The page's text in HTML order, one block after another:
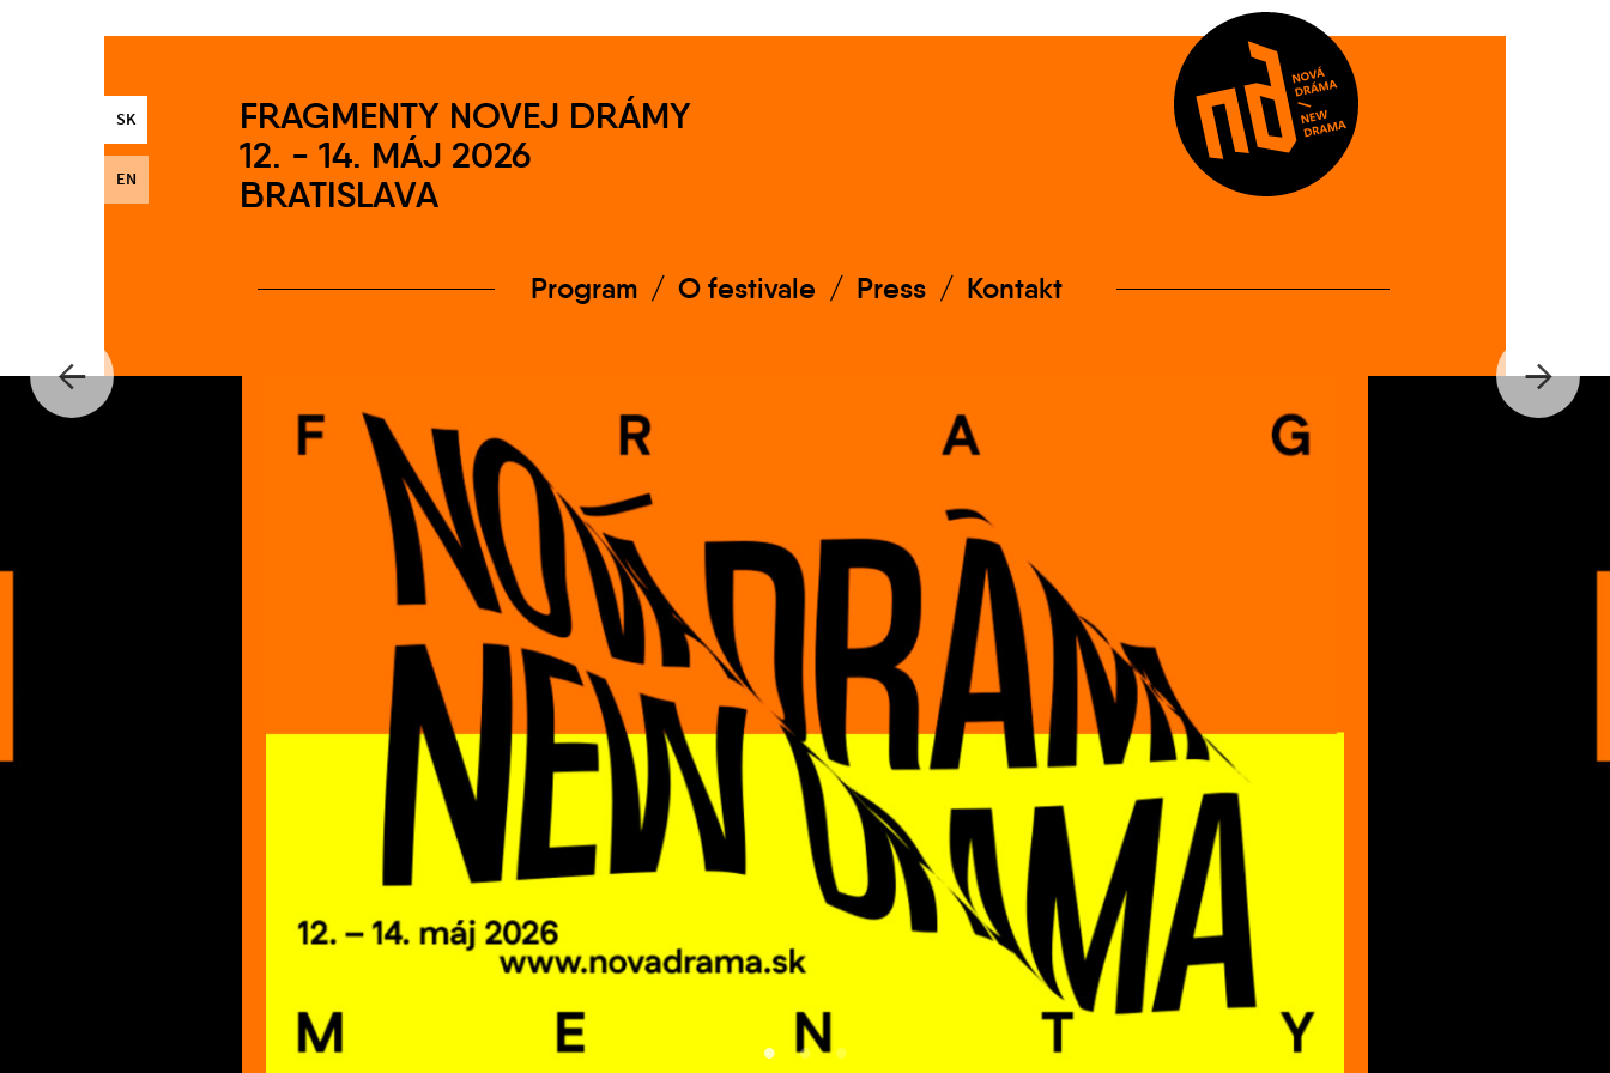
SK
EN
FRAGMENTY NOVEJ DRÁMY
12. - 14. MÁJ 2026
BRATISLAVA
Program O festivale Press Kontakt